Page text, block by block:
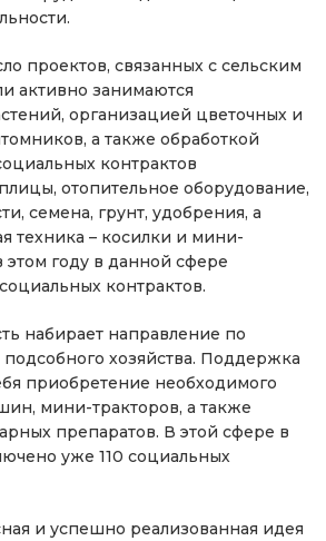
проектов, связанных с сельским
активно занимаются
организацией цветочных и
а также обработкой
контрактов
отопительное оборудование,
семена, грунт, удобрения, а
техника – косилки и мини-
этом году в данной сфере
контрактов.
набирает направление по
хозяйства. Поддержка
приобретение необходимого
мини-тракторов, а также
препаратов. В этой сфере в
уже 110 социальных
и успешно реализованная идея